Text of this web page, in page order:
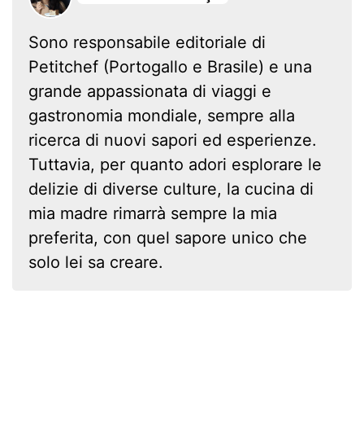
Sono responsabile editoriale di
Petitchef (Portogallo e Brasile) e una
grande appassionata di viaggi e
gastronomia mondiale, sempre alla
ricerca di nuovi sapori ed esperienze.
Tuttavia, per quanto adori esplorare le
delizie di diverse culture, la cucina di
mia madre rimarrà sempre la mia
preferita, con quel sapore unico che
solo lei sa creare.